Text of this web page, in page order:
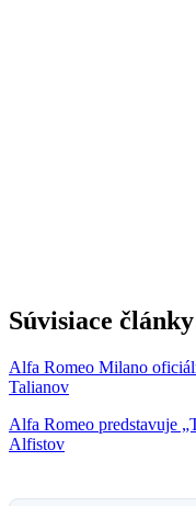
Súvisiace
Alfa Romeo Milano
Talianov
Alfa Romeo predstavuje
Alfistov